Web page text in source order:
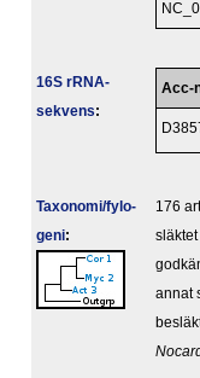
16S rRNA-
sekvens:
Acc-
Taxonomi/fylo­
geni:
176
släktet
annat